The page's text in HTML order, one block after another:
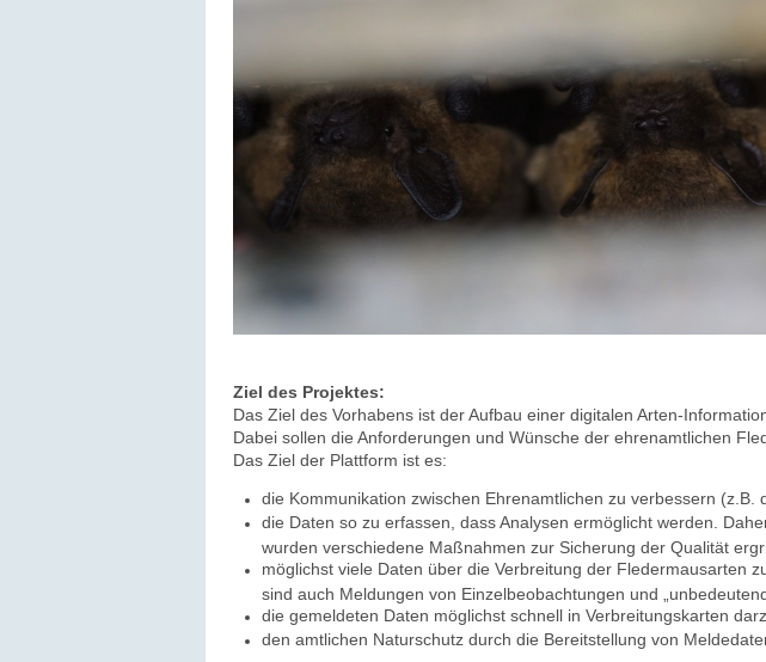
Ziel des Projektes:
Das Ziel des Vorhabens ist der Aufbau einer digitalen Arten-
Dabei sollen die Anforderungen und Wünsche der ehrenamtlichen
Das Ziel der Plattform ist es:
die Kommunikation zwischen Ehrenamtlichen zu verbessern (z.B.
die Daten so zu erfassen, dass Analysen ermöglicht werden.
wurden verschiedene Maßnahmen zur Sicherung der Qualität
möglichst viele Daten über die Verbreitung der Fledermausarten
sind auch Meldungen von Einzelbeobachtungen und
die gemeldeten Daten möglichst schnell in Verbreitungskarten
den amtlichen Naturschutz durch die Bereitstellung von